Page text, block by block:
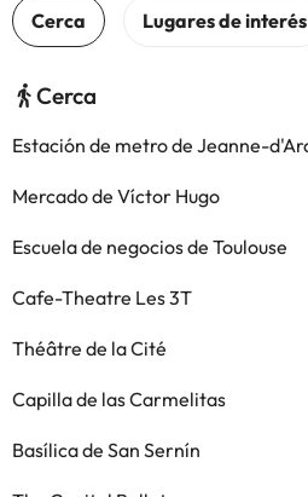
Cerca
Estación de metro de Jeanne-
Mercado de Víctor Hugo
Escuela de negocios de Toulouse
Cafe-Theatre Les 3T
Théâtre de la Cité
Capilla de las Carmelitas
Basílica de San Sernín